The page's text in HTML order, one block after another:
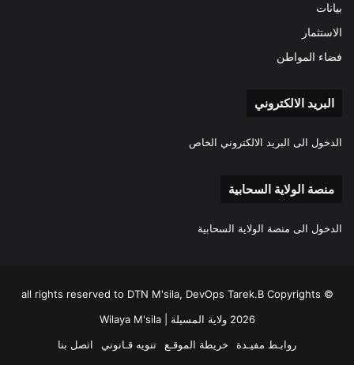
بيانات
الاستثمار
فضاء المواطن
البريد الالكتروني
الدخول الى البريد الالكتروني الخاص
منصة الولاية السحابية
الدخول الى منصة الولاية السحابية
all rights reserved to DTN M'sila, DevOps Tarek.B Copyrights ©
2026 ولاية المسيلة | Wilaya M'sila
روابـط مفيـدة
خريطة الموقـع تنويه قـانوني اتصل بنا